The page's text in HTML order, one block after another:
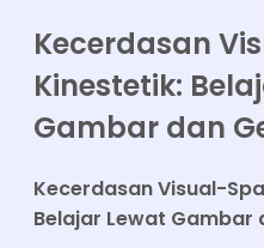
Kecerdasan
Kinestetik:
Gambar dan
Kecerdasan Visual-
Belajar Lewat Gambar